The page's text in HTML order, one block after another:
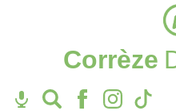
Corrèze